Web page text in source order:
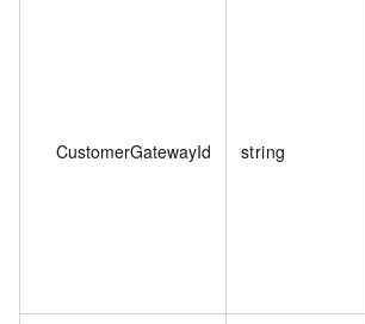
CustomerGatewayId string